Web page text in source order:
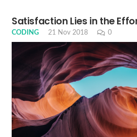
Satisfaction Lies in the
CODING 21 Nov 2018 0